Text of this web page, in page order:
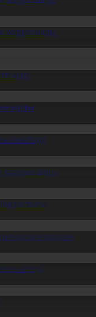
жарияланды
жүр
артты
бекітілді
қарқын алды
мұқтаж
келеді